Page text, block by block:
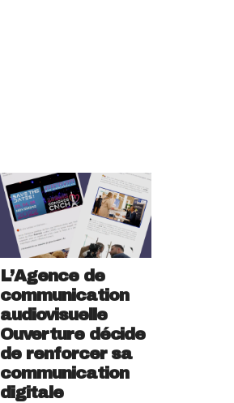
L’Agence de
communication
audiovisuelle
Ouverture décide
de renforcer sa
communication
digitale